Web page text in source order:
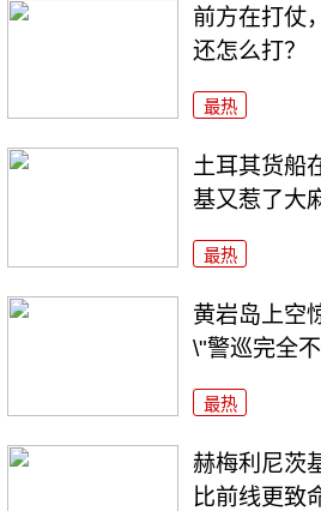
前方在打仗
还怎么打？
最热
土耳其货船
基又惹了大
最热
黄岩岛上空
\"警巡完全
最热
赫梅利尼茨
比前线更致